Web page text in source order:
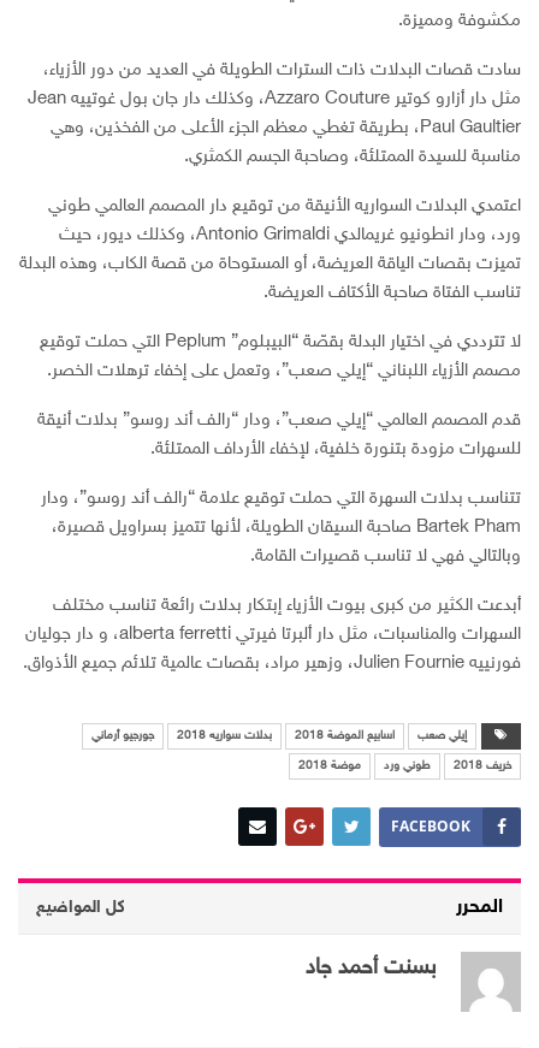
مكشوفة ومميزة.
سادت قصات البدلات ذات السترات الطويلة في العديد من دور الأزياء،
مثل دار أزارو كوتير Azzaro Couture، وكذلك دار جان بول غوتييه Jean
Paul Gaultier، بطريقة تغطي معظم الجزء الأعلى من الفخذين، وهي
مناسبة للسيدة الممتلئة، وصاحبة الجسم الكمثري.
اعتمدي البدلات السواريه الأنيقة من توقيع دار المصمم العالمي طوني
ورد، ودار انطونيو غريمالدي Antonio Grimaldi، وكذلك ديور، حيث
تميزت بقصات الياقة العريضة، أو المستوحاة من قصة الكاب، وهذه البدلة
تناسب الفتاة صاحبة الأكتاف العريضة.
لا تترددي في اختيار البدلة بقصّة “البيبلوم” Peplum التي حملت توقيع
مصمم الأزياء اللبناني “إيلي صعب”، وتعمل على إخفاء ترهلات الخصر.
قدم المصمم العالمي “إيلي صعب”، ودار “رالف أند روسو” بدلات أنيقة
للسهرات مزودة بتنورة خلفية، لإخفاء الأرداف الممتلئة.
تتناسب بدلات السهرة التي حملت توقيع علامة “رالف أند روسو”، ودار
Bartek Pham صاحبة السيقان الطويلة، لأنها تتميز بسراويل قصيرة،
وبالتالي فهي لا تناسب قصيرات القامة.
أبدعت الكثير من كبرى بيوت الأزياء إبتكار بدلات رائعة تناسب مختلف
السهرات والمناسبات، مثل دار ألبرتا فيرتي alberta ferretti، و دار جوليان
فورنييه Julien Fournie، وزهير مراد، بقصات عالمية تلائم جميع الأذواق.
إيلي صعب اسابيع الموضة 2018 بدلات سواريه 2018 جورجيو أرماني
خريف 2018 طوني ورد موضة 2018
FACEBOOK
المحرر كل المواضيع
بسنت أحمد جاد